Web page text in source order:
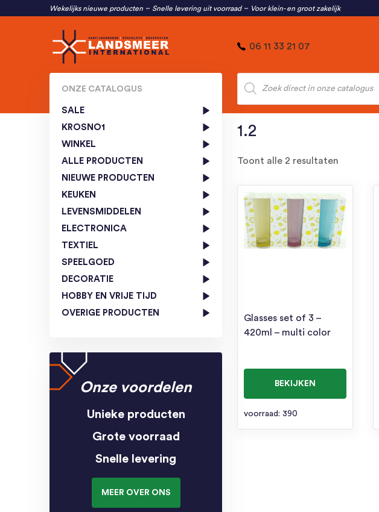
Wekelijks nieuwe producten Snelle levering uit voorraad Voor klein- en groot zakelijk
06 11 33 21 07
Producten
zoeken
ONZE CATALOGUS
SALE
KROSNO1
WINKEL
ALLE PRODUCTEN
NIEUWE PRODUCTEN
KEUKEN
LEVENSMIDDELEN
ELECTRONICA
TEXTIEL
SPEELGOED
DECORATIE
HOBBY EN VRIJE TIJD
OVERIGE PRODUCTEN
Onze voordelen
Unieke producten
Grote voorraad
Snelle levering
MEER OVER ONS
1.2
Toont alle 2 resultaten
nieuwste
Glasses set of 3 –
420ml – multi color
BEKIJKEN
voorraad: 390